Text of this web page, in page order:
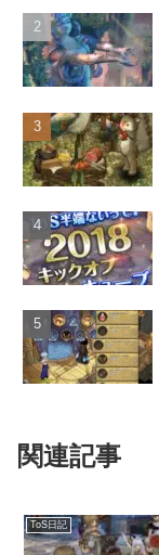
関連記事
ToS日記